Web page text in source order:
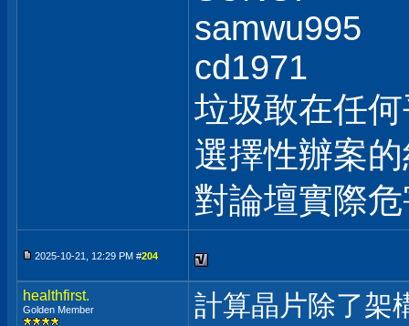
samwu995
cd1971
垃圾敢在任
選擇性辦案
對論壇實際
2025-10-21, 12:29 PM #204
healthfirst.
Golden Member
計算晶片除了架